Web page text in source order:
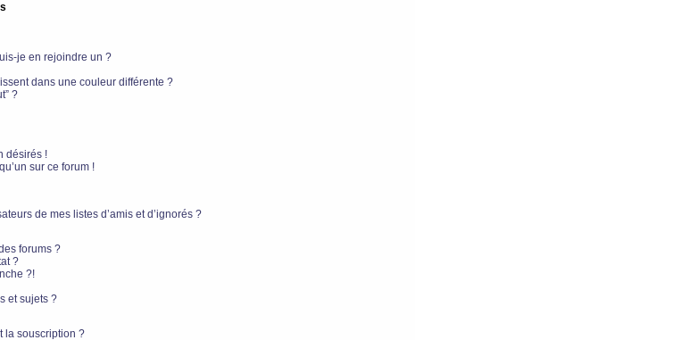
je en rejoindre un ?
dans une couleur différente ?
?
désirés !
sur ce forum !
de mes listes d’amis et d’ignorés ?
forums ?
?
?!
et sujets ?
la souscription ?